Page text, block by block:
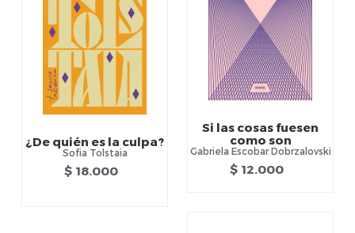
Si las cosas fuesen
como son
Gabriela Escobar Dobrzalovski
$ 12.000
¿De quién es la culpa?
Sofia Tolstaia
$ 18.000